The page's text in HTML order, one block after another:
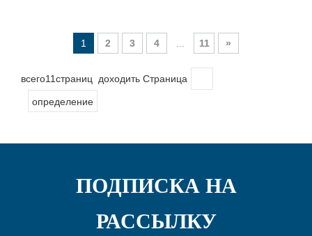
1 2 3 4 11 »
всего11страниц доходить Страница
определение
ПОДПИСКА НА
РАССЫЛКУ